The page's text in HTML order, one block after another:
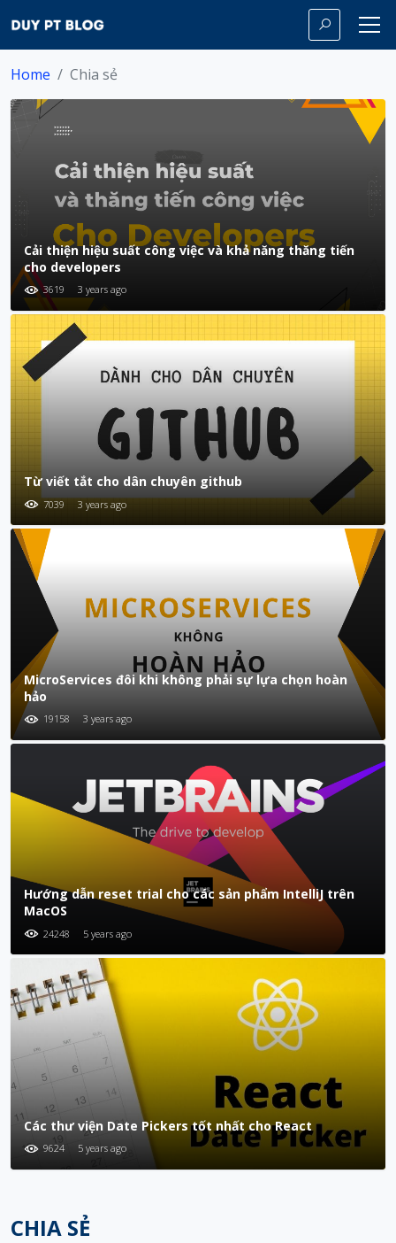
Home Chia sẻ
Cải thiện hiệu suất công việc và khả năng thăng tiến
cho developers
3619 3 years ago
Từ viết tắt cho dân chuyên github
7039 3 years ago
MicroServices đôi khi không phải sự lựa chọn hoàn
hảo
19158 3 years ago
Hướng dẫn reset trial cho các sản phẩm IntelliJ trên
MacOS
24248 5 years ago
Các thư viện Date Pickers tốt nhất cho React
9624 5 years ago
CHIA SẺ